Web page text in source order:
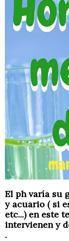
El ph varía su
y acuario ( si
etc...) en este
intervienen y
.